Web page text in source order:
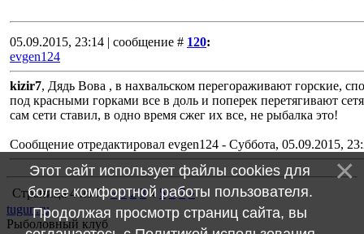
05.09.2015, 23:14 | сообщение # 120:
evgen124
kizir7, Дядь Вова , в нахвальском перегораживают горские,
под красными горками все в доль и поперек перетягивают
сам сети ставил, в одно время сжег их все, не рыбалка это!
Сообщение отредактировал evgen124 - Суббота, 05.09.2015,
Страница4из7 « 1 2 3 4 5 6 7 »
tugun.ru
Рыболовный клуб
Этот сайт использует файлы cookies для
более комфортной работы пользователя.
Продолжая просмотр страниц сайта, вы